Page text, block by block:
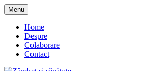
Skip
to
content
Zâmbet şi sănătate
Menu
Home
Despre
Colaborare
Contact